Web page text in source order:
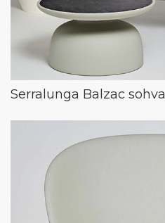
Serralunga Balzac sohva